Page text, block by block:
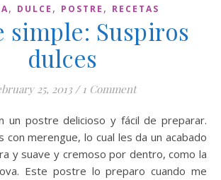
, DULCE , POSTRE , RECETAS
simple: Suspiros
dulces
25, 2013 / 1 Comment
con merengue, lo cual les da un acabado
y suave y cremoso por dentro, como la
Este postre lo preparo cuando me